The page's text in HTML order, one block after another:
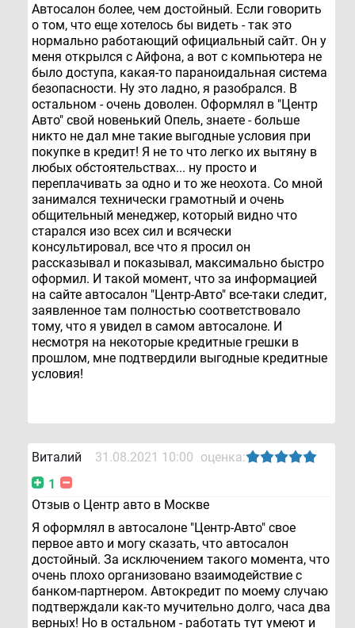
Автосалон более, чем достойный. Если говорить
о том, что еще хотелось бы видеть - так это
нормально работающий официальный сайт. Он у
меня открылся с Айфона, а вот с компьютера не
было доступа, какая-то параноидальная система
безопасности. Ну это ладно, я разобрался. В
остальном - очень доволен. Оформлял в "Центр
Авто" свой новенький Опель, знаете - больше
никто не дал мне такие выгодные условия при
покупке в кредит! Я не то что легко их вытяну в
любых обстоятельствах... ну просто и
переплачивать за одно и то же неохота. Со мной
занимался технически грамотный и очень
общительный менеджер, который видно что
старался изо всех сил и всячески
консультировал, все что я просил он
рассказывал и показывал, максимально быстро
оформил. И такой момент, что за информацией
на сайте автосалон "Центр-Авто" все-таки следит,
заявленное там полностью соответствовало
тому, что я увидел в самом автосалоне. И
несмотря на некоторые кредитные грешки в
прошлом, мне подтвердили выгодные кредитные
условия!
Виталий 31.08.2021 10:00 оценка:
1
Отзыв о Центр авто в Москве
Я оформлял в автосалоне "Центр-Авто" свое
первое авто и могу сказать, что автосалон
достойный. За исключением такого момента, что
очень плохо организовано взаимодействие с
банком-партнером. Автокредит по моему случаю
подтверждали как-то мучительно долго, часа два
верных! Но в остальном - работать тут умеют и